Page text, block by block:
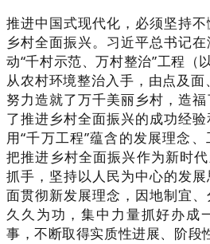
推进中国式现代化，必须坚持
乡村全面振兴。习近平总书记
动“千村示范、万村整治”工程（
从农村环境整治入手，由点及
努力造就了万千美丽乡村，造
了推进乡村全面振兴的成功经
用“千万工程”蕴含的发展理念
把推进乡村全面振兴作为新时
抓手，坚持以人民为中心的发
面贯彻新发展理念，因地制宜、
久久为功，集中力量抓好办成
事，不断取得实质性进展、阶段